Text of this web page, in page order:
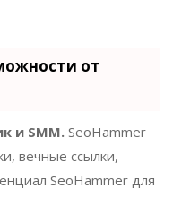
от
и SMM. SeoHammer
вечные ссылки,
SeoHammer для